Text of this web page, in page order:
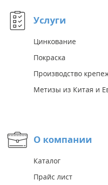
Услуги
Цинкование
Покраска
Производство
Метизы из Китая и
О компании
Каталог
Прайс лист